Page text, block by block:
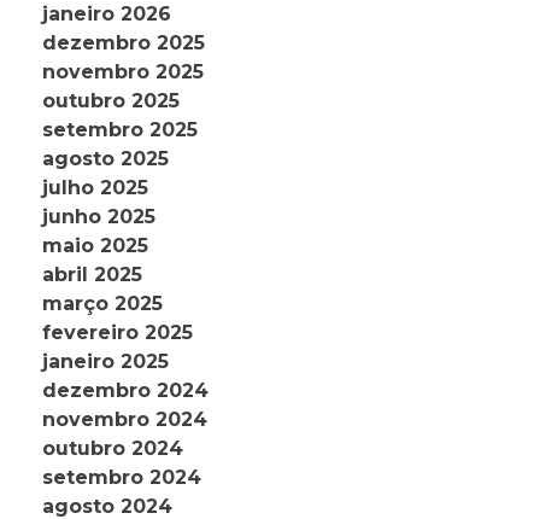
janeiro 2026
dezembro 2025
novembro 2025
outubro 2025
setembro 2025
agosto 2025
julho 2025
junho 2025
maio 2025
abril 2025
março 2025
fevereiro 2025
janeiro 2025
dezembro 2024
novembro 2024
outubro 2024
setembro 2024
agosto 2024